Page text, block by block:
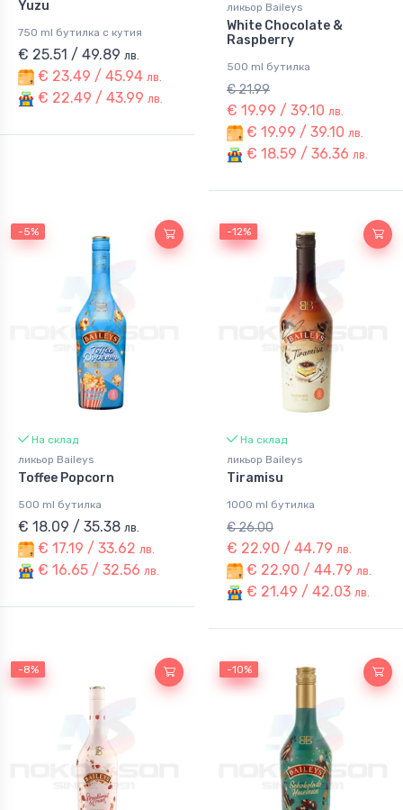
Yuzu
750 ml бутилка с кутия
€ 25.51 / 49.89 лв.
€ 23.49 / 45.94 лв.
€ 22.49 / 43.99 лв.
ликьор Baileys
White Chocolate &
Raspberry
500 ml бутилка
€ 21.99
€ 19.99 / 39.10 лв.
€ 19.99 / 39.10 лв.
€ 18.59 / 36.36 лв.
-5%
На склад
ликьор Baileys
Toffee Popcorn
500 ml бутилка
€ 18.09 / 35.38 лв.
€ 17.19 / 33.62 лв.
€ 16.65 / 32.56 лв.
-12%
-12%
На склад
ликьор Baileys
Tiramisu
1000 ml бутилка
€ 26.00
€ 22.90 / 44.79 лв.
€ 22.90 / 44.79 лв.
€ 21.49 / 42.03 лв.
-8%
-8% -10%
-10%